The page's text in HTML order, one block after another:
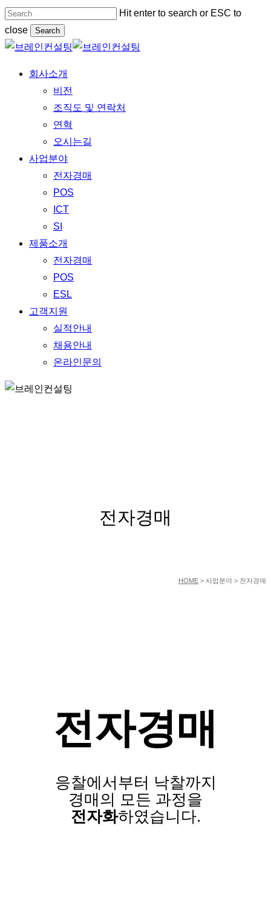
Skip
to
main
Hit enter to search or ESC to
close
Search
Close
Menu
회사소개
비전
조직도 및 연락처
연혁
오시는길
사업분야
전자경매
POS
ICT
SI
제품소개
전자경매
POS
ESL
고객지원
실적안내
채용안내
온라인문의
전자경매
HOME > 사업분야 > 전자경매
전자경매
응찰에서부터 낙찰까지
경매의 모든 과정을
전자화하였습니다.